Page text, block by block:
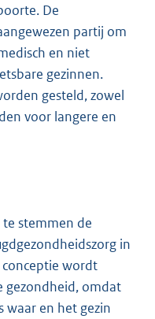
De
partij om
en niet
gezinnen.
gesteld, zowel
voor langere en
stemmen de
in
wordt
gezondheid, omdat
waar en het gezin